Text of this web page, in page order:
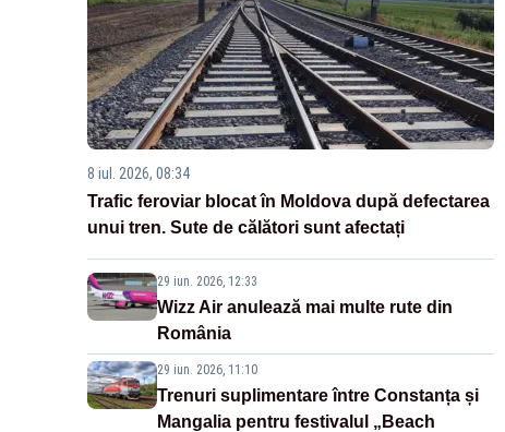
8 iul. 2026, 08:34
Trafic feroviar blocat în Moldova după defectarea
unui tren. Sute de călători sunt afectați
29 iun. 2026, 12:33
Wizz Air anulează mai multe rute din
România
29 iun. 2026, 11:10
Trenuri suplimentare între Constanța și
Mangalia pentru festivalul „Beach